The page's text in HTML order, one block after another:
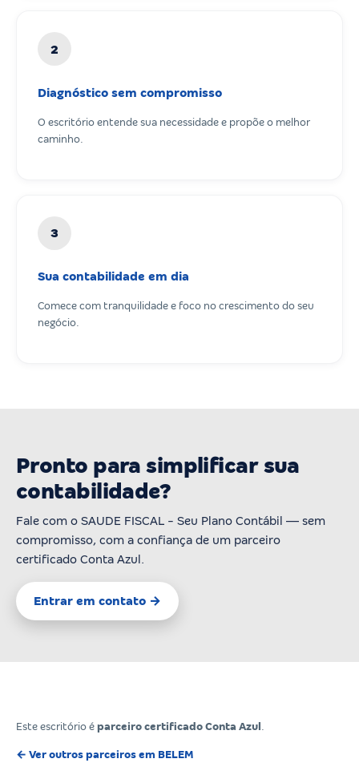
2
Diagnóstico sem compromisso
O escritório entende sua necessidade e propõe o melhor
caminho.
3
Sua contabilidade em dia
Comece com tranquilidade e foco no crescimento do seu
negócio.
Pronto para simplificar sua
contabilidade?
Fale com o SAUDE FISCAL - Seu Plano Contábil — sem
compromisso, com a confiança de um parceiro
certificado Conta Azul.
Entrar em contato →
Este escritório é parceiro certificado Conta Azul
← Ver outros parceiros em BELEM